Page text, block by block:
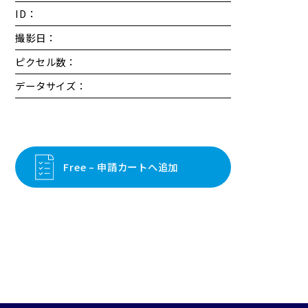
ID：
撮影日：
ピクセル数：
データサイズ：
Free – 申請カートへ追加